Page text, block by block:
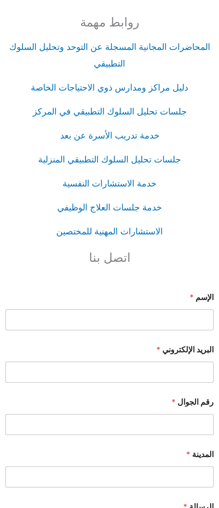
روابط مهمة
المحاضرات المجانية المسجلة عن التوحد وتحليل السلوك
التطبيقي
دليل مراكز ومدارس ذوي الاحتياجات الخاصة
جلسات تحليل السلوك التطبيقي في المركز
خدمة تدريب الأسرة عن بعد
جلسات تحليل السلوك التطبيقي المنزلية
خدمة الاستشارات النفسية
خدمة جلسات العلاج الوظيفي
الاستشارات المهنية للمختصين
اتصل بنا
الإسم *
البريد الإلكتروني *
رقم الجوال *
المدينة *